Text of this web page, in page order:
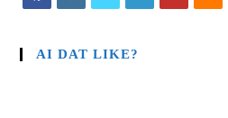
AI DAT LIKE?